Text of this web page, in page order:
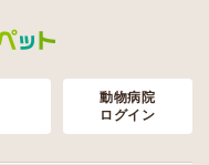
動物病院
ログイン